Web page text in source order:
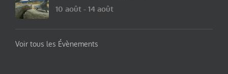
10 août - 14 août
Voir tous les Évènements